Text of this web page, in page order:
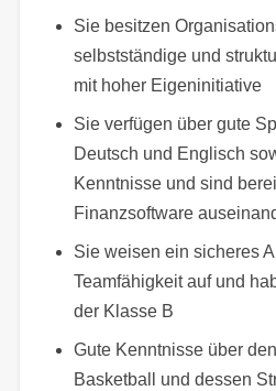
Sie besitzen
selbstständige und
mit hoher Eigeninitiative
Sie verfügen über gute
Deutsch und Englisch
Kenntnisse und sind
Finanzsoftware
Sie weisen ein sicheres
Teamfähigkeit auf und
der Klasse B
Gute Kenntnisse über
Basketball und dessen